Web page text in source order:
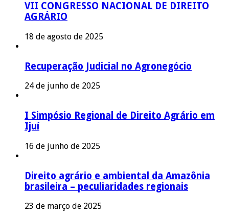
VII CONGRESSO NACIONAL DE DIREITO
AGRÁRIO
18 de agosto de 2025
Recuperação Judicial no Agronegócio
24 de junho de 2025
I Simpósio Regional de Direito Agrário em
Ijuí
16 de junho de 2025
Direito agrário e ambiental da Amazônia
brasileira – peculiaridades regionais
23 de março de 2025